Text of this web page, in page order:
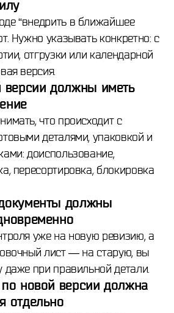
“внедрить в ближайшее
Нужно указывать конкретно: с
отгрузки или календарной
версия.
версии должны иметь
что происходит с
деталями, упаковкой и
доиспользование,
пересортировка, блокировка
должны
уже на новую ревизию, а
лист — на старую, вы
даже при правильной детали.
новой версии должна
отдельно